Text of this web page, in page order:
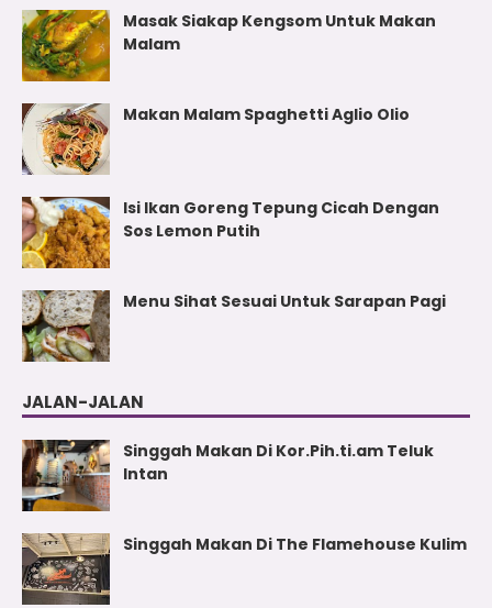
Masak Siakap Kengsom Untuk Makan
Malam
Makan Malam Spaghetti Aglio Olio
Isi Ikan Goreng Tepung Cicah Dengan
Sos Lemon Putih
Menu Sihat Sesuai Untuk Sarapan Pagi
JALAN-JALAN
Singgah Makan Di Kor.Pih.ti.am Teluk
Intan
Singgah Makan Di The Flamehouse Kulim